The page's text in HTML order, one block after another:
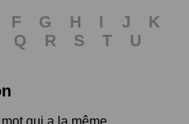
F G H I J
K
Q R S T
U
qui a la même